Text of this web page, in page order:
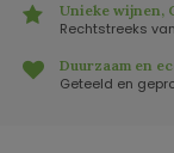
Unieke wijnen,
Rechtstreeks
Duurzaam en
Geteeld en